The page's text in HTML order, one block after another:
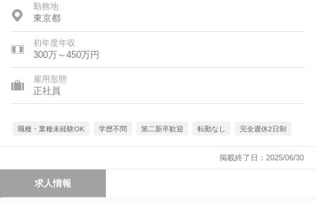
勤務地
東京都
初年度年収
300万～450万円
雇用形態
正社員
職種・業種未経験OK 学歴不問 第二新卒歓迎 転勤なし 完全週休2日制
掲載終了日：2025/06/30
求人情報